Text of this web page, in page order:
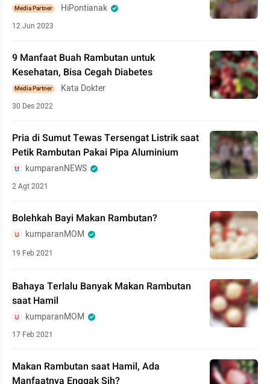
Media Partner HiPontianak
12 Jun 2023
9 Manfaat Buah Rambutan untuk
Kesehatan, Bisa Cegah Diabetes
Media Partner Kata Dokter
30 Des 2022
Pria di Sumut Tewas Tersengat Listrik saat
Petik Rambutan Pakai Pipa Aluminium
kumparanNEWS
2 Agt 2021
Bolehkah Bayi Makan Rambutan?
kumparanMOM
19 Feb 2021
Bahaya Terlalu Banyak Makan Rambutan
saat Hamil
kumparanMOM
17 Feb 2021
Makan Rambutan saat Hamil, Ada
Manfaatnya Enggak Sih?